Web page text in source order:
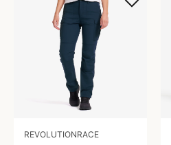
REVOLUTIONRACE